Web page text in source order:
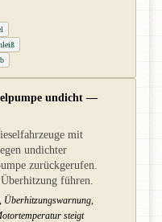
undicht —
mit
undichter
zurückgerufen.
führen.
Überhitzungswarnung,
steigt